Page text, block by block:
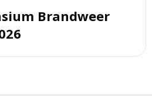
Brandweer